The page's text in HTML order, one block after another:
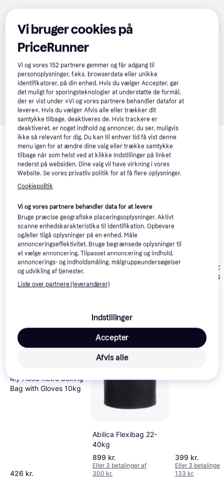
Relaterede produkter
Se vores forslag til andre produkter, der matcher dine
interesser. Vis alle
My Hood Retro Boxing
Bag with Gloves 10kg
426 kr.
Abilica Flexibag 22-
40kg
899 kr.
Eller 3 betalinger af
300 kr.
ASG Junior
Bag 15 Kg.
399 kr.
Eller 3 betalinger
133 kr.
Vi bruger cookies på
PriceRunner
Vi og vores152 partnere gemmer og får adgang til
personoplysninger, f.eks. browserdata eller unikke
identifikatorer, på din enhed. Hvis du vælger Accepter, gør
det muligt for sporingsteknologier at understøtte de formål,
der er vist under »Vi og vores partnere behandler datafor at
levere«. Hvis du vælger Afvis alle eller trækker dit
samtykke tilbage, deaktiveres de. Hvis trackere er
deaktiveret, er noget indhold og annoncer, du ser, muligvis
ikke så relevant for dig. Du kan til enhver tid få vist denne
menu igen for at ændre dine valg eller trække samtykke
tilbage når som helst ved at klikke Indstillinger på linket
nederst på websiden. Dine valg vil have virkning i vores
Website. Se vores privatliv politik for at få flere oplysninger.
Cookiepolitik
Vi og vores partnere behandler data for at levere
Bruge præcise geografiske placeringsoplysninger. Aktivt
scanne enhedskarakteristika til identifikation. Opbevare
og/eller tilgå oplysninger på en enhed. Måle
annonceringseffektivitet. Bruge begrænsede oplysninger til
at vælge annoncering. Tilpasset annoncering og indhold,
annoncerings- og indholdsmåling, målgruppeundersøgelser
og udvikling af tjenester.
Liste over partnere (leverandører)
Indstillinger
Afvis alle
Accepter